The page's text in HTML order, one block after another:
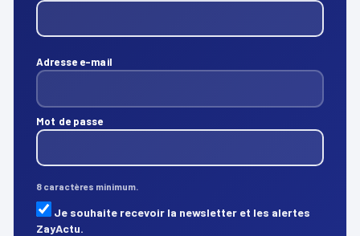
Adresse e-mail
Mot de passe
8 caractères minimum.
Je souhaite recevoir la newsletter et les alertes
ZayActu.